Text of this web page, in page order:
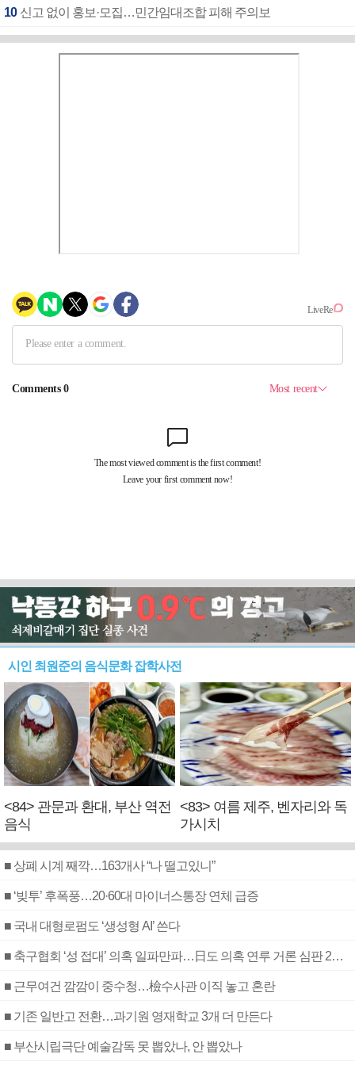
10 신고 없이 홍보·모집…민간임대조합 피해 주의보
시인 최원준의 음식문화 잡학사전
<84> 관문과 환대, 부산 역전
음식
<83> 여름 제주, 벤자리와 독
가시치
■ 상폐 시계 째깍…163개사 “나 떨고있니”
■ ‘빚투’ 후폭풍…20·60대 마이너스통장 연체 급증
■ 국내 대형로펌도 ‘생성형 AI’ 쓴다
■ 축구협회 ‘성 접대’ 의혹 일파만파…日도 의혹 연루 거론 심판 2명 조사
■ 근무여건 깜깜이 중수청…檢수사관 이직 놓고 혼란
■ 기존 일반고 전환…과기원 영재학교 3개 더 만든다
■ 부산시립극단 예술감독 못 뽑았나, 안 뽑았나